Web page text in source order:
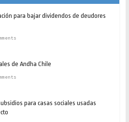
para bajar dividendos de deudores
de Andha Chile
para casas sociales usadas